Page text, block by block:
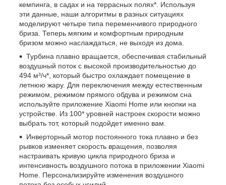
кемпинга, в садах и на террасных полях*. Используя
эти данные, наши алгоритмы в разных ситуациях
моделируют четыре типа переменчивого природного
бриза. Теперь мягким и комфортным природным
бризом можно наслаждаться, не выходя из дома.
Турбина плавно вращается, обеспечивая стабильный
воздушный поток с высокой производительностью до
494 м³/ч*, который быстро охлаждает помещение в
летнюю жару. Для переключения между естественным
режимом, режимом прямого обдува и режимом сна
используйте приложение Xiaomi Home или кнопки на
устройстве. Из 100* уровней настроек скорости можно
выбрать тот, который подойдет именно вам.
Инверторный мотор постоянного тока плавно и без
рывков изменяет скорость вращения, позволяя
настраивать кривую цикла природного бриза и
интенсивность воздушного потока в приложении Xiaomi
Home. Персонализируйте изменения воздушного